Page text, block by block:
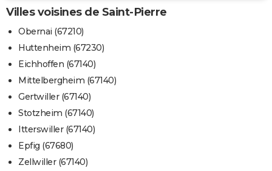
Villes voisines de Saint-Pierre
Obernai (67210)
Huttenheim (67230)
Eichhoffen (67140)
Mittelbergheim (67140)
Gertwiller (67140)
Stotzheim (67140)
Itterswiller (67140)
Epfig (67680)
Zellwiller (67140)